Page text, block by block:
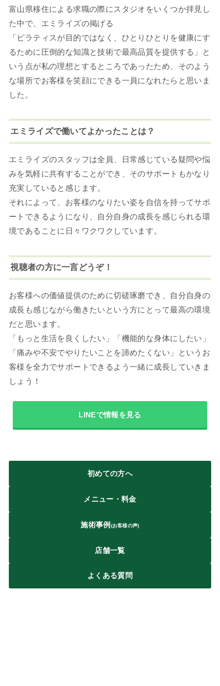
富山県移住による求職の際にスタジオをいくつか拝見し
た中で、エミライズの掲げる
「ピラティスが目的ではなく、ひとりひとりを健康にす
るために圧倒的な知識と技術で最高品質を提供する」と
いう点が私の理想とするところであったため、そのよう
な場所でお客様を笑顔にできる一員になれたらと思いま
した。
エミライズで働いてよかったことは？
エミライズのスタッフは全員、日常感じている疑問や悩
みを気軽に共有することができ、そのサポートもかなり
充実していると感じます。
それによって、お客様のなりたい姿を自信を持ってサポ
ートできるようになり、自分自身の成長を感じられる環
境であることに日々ワクワクしています。
視聴者の方に一言どうぞ！
お客様への価値提供のために切磋琢磨でき、自分自身の
成長も感じながら働きたいという方にとって最高の環境
だと思います。
「もっと生活を良くしたい」「機能的な身体にしたい」
「痛みや不安でやりたいことを諦めたくない」というお
客様を全力でサポートできるよう一緒に成長していきま
しょう！
LINEで情報を見る
初めての方へ
メニュー・料金
施術事例 (お客様の声)
店舗一覧
よくある質問